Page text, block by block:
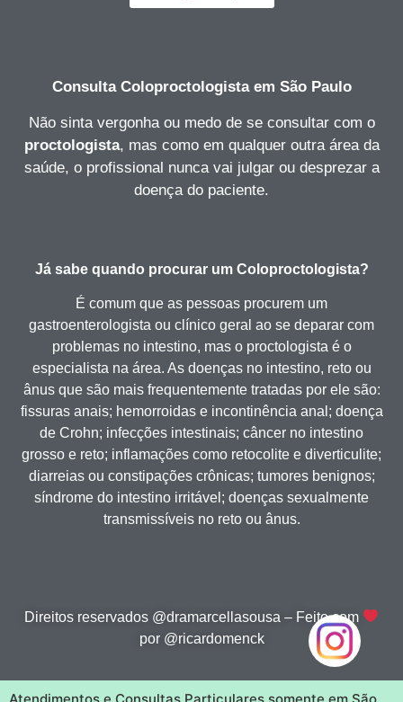
Consulta Coloproctologistaem São Paulo
Não sinta vergonha ou medo de se consultar com o
proctologista, mas como em qualquer outra área da
saúde, o profissional nunca vai julgar ou desprezar a
doença do paciente.
Já sabe quando procurar um Coloproctologista?
É comum que as pessoas procurem um
gastroenterologista ou clínico geral ao se deparar com
problemas no intestino, mas o proctologista é o
especialista na área. As doenças no intestino, reto ou
ânus que são mais frequentemente tratadas por ele são:
fissuras anais; hemorroidas e incontinência anal; doença
de Crohn; infecções intestinais; câncer no intestino
grosso e reto; inflamações como retocolite e diverticulite;
diarreias ou constipações crônicas; tumores benignos;
síndrome do intestino irritável; doenças sexualmente
transmissíveis no reto ou ânus.
Direitos reservados @dramarcellasousa – Feito com
por @ricardomenck